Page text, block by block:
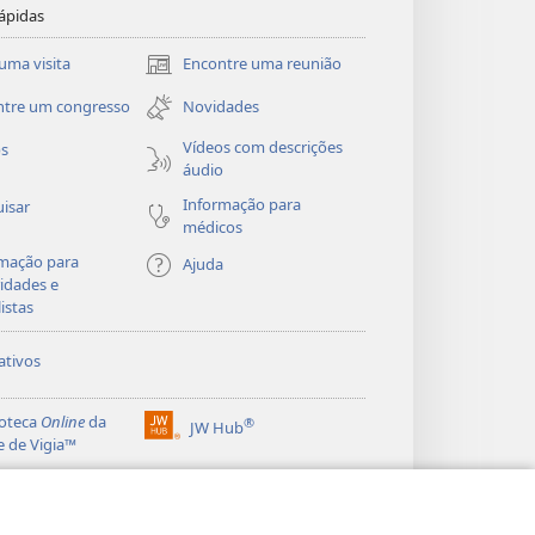
visita Encontre uma reunião
(abre
uma
nova
janela)
um congresso
Novidades
Vídeos com descrições
áudio
Informação para
médicos
para
e
Ajuda
Onlineda
de Vigia™
JW Hub®
(abre